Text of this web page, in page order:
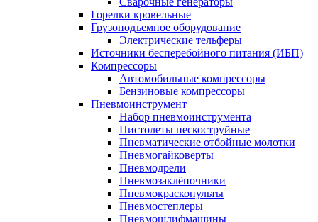
Горелки кровельные
Грузоподъемное оборудование
Электрические тельферы
Источники бесперебойного питания (ИБП)
Компрессоры
Автомобильные компрессоры
Бензиновые компрессоры
Пневмоинструмент
Набор пневмоинструмента
Пистолеты пескоструйные
Пневматические отбойные молотки
Пневмогайковерты
Пневмодрели
Пневмозаклёпочники
Пневмокраскопульты
Пневмостеплеры
Пневмошлифмашины